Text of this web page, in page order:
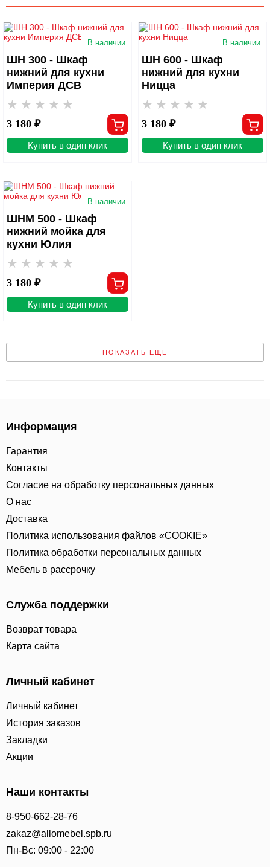
В наличии
ШН 300 - Шкаф
нижний для кухни
Империя ДСВ
3 180 ₽
Купить в один клик
В наличии
ШН 600 - Шкаф
нижний для кухни
Ницца
3 180 ₽
Купить в один клик
В наличии
ШНМ 500 - Шкаф
нижний мойка для
кухни Юлия
3 180 ₽
Купить в один клик
ПОКАЗАТЬ ЕЩЕ
Информация
Гарантия
Контакты
Согласие на обработку персональных данных
О нас
Доставка
Политика использования файлов «COOKIE»
Политика обработки персональных данных
Мебель в рассрочку
Служба поддержки
Возврат товара
Карта сайта
Личный кабинет
Личный кабинет
История заказов
Закладки
Акции
Наши контакты
8-950-662-28-76
zakaz@allomebel.spb.ru
Пн-Вс: 09:00 - 22:00